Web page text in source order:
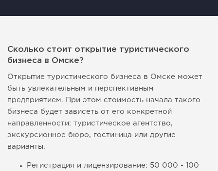
Сколько стоит открытие туристического
бизнеса в Омске?
Открытие туристического бизнеса в Омске может
быть увлекательным и перспективным
предприятием. При этом стоимость начала такого
бизнеса будет зависеть от его конкретной
направленности: туристическое агентство,
экскурсионное бюро, гостиница или другие
варианты.
Регистрация и лицензирование: 50 000 - 100